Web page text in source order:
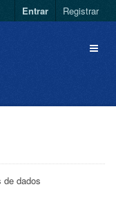
Entrar Registrar
de dados